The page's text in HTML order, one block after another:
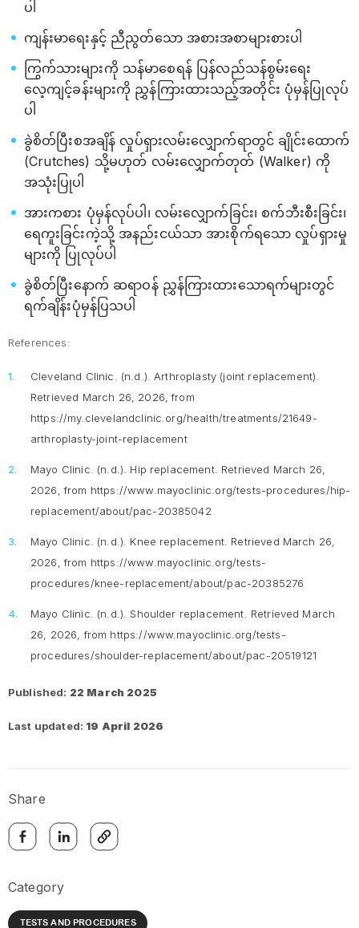
ပါ
ကျန်းမာရေးနှင့် ညီညွတ်သော အစားအစာများစားပါ
ကြွက်သားများကို သန်မာစေရန် ပြန်လည်သန်စွမ်းရေး
လေ့ကျင့်ခန်းများကို ညွှန်ကြားထားသည့်အတိုင်း ပုံမှန်ပြုလုပ်
ပါ
ခွဲစိတ်ပြီးစအချိန် လှုပ်ရှားလမ်းလျှောက်ရာတွင် ချိုင်းထောက်
(Crutches) သို့မဟုတ် လမ်းလျှောက်တုတ် (Walker) ကို
အသုံးပြုပါ
အားကစား ပုံမှန်လုပ်ပါ၊ လမ်းလျှောက်ခြင်း၊ စက်ဘီးစီးခြင်း၊
ရေကူးခြင်းကဲ့သို့ အနည်းငယ်သာ အားစိုက်ရသော လှုပ်ရှားမှု
များကို ပြုလုပ်ပါ
ခွဲစိတ်ပြီးနောက် ဆရာဝန် ညွှန်ကြားထားသောရက်များတွင်
ရက်ချိန်းပုံမှန်ပြသပါ
References:
Cleveland Clinic. (n.d.). Arthroplasty (joint replacement).
Retrieved March 26, 2026, from
https://my.clevelandclinic.org/health/treatments/21649-
arthroplasty-joint-replacement
Mayo Clinic. (n.d.). Hip replacement. Retrieved March 26,
2026, from https://www.mayoclinic.org/tests-procedures/hip-
replacement/about/pac-20385042
Mayo Clinic. (n.d.). Knee replacement. Retrieved March 26,
2026, from https://www.mayoclinic.org/tests-
procedures/knee-replacement/about/pac-20385276
Mayo Clinic. (n.d.). Shoulder replacement . Retrieved March
26, 2026, from https://www.mayoclinic.org/tests-
procedures/shoulder-replacement/about/pac-20519121
Published: 22 March 2025
Last updated: 19 April 2026
Share
Category
TESTS AND PROCEDURES